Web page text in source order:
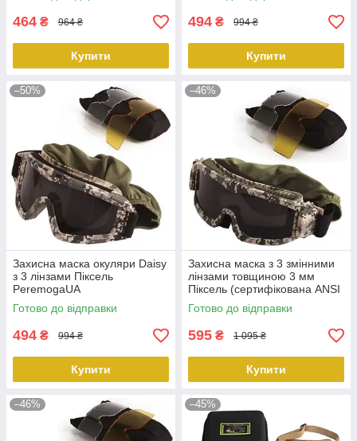
464 ₴ 964 ₴
Купити
494 ₴ 994 ₴
Купити
–50%
Захисна маска окуляри Daisy
з 3 лінзами Піксель
PeremogaUA
Готово до відправки
494 ₴ 994 ₴
Купити
–46%
Захисна маска з 3 змінними
лінзами товщиною 3 мм
Піксель (сертифікована ANSI
Z87.1) PeremogaUA
Готово до відправки
595 ₴ 1 095 ₴
Купити
–46% –45%